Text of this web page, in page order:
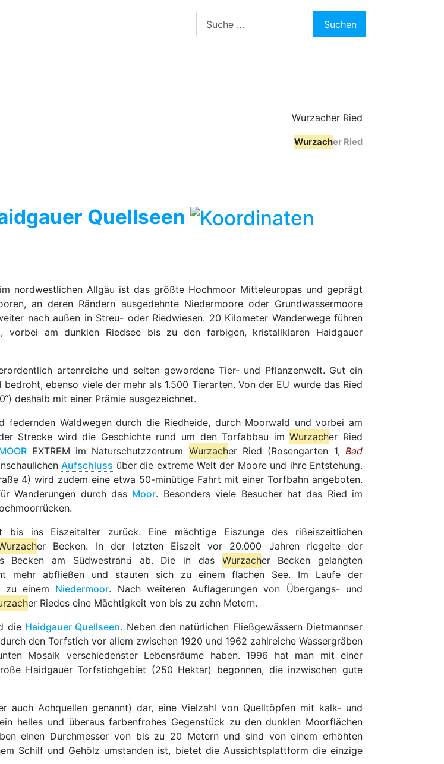
Suchen
Wurzacher Ried
Quellseen
nordwestlichen Allgäu ist das größte Hochmoor Mitteleuropas und geprägt
an deren Rändern ausgedehnte Niedermoore oder Grundwassermoore
nach außen in Streu- oder Riedwiesen. 20 Kilometer Wanderwege führen
vorbei am dunklen Riedsee bis zu den farbigen, kristallklaren Haidgauer
artenreiche und selten gewordene Tier- und Pflanzenwelt. Gut ein
ebenso viele der mehr als 1.500 Tierarten. Von der EU wurde das Ried
deshalb mit einer Prämie ausgezeichnet.
Waldwegen durch die Riedheide, durch Moorwald und vorbei am
Strecke wird die Geschichte rund um den Torfabbau imWurzacher Ried
EXTREM im Naturschutzzentrum Wurzacher Ried (Rosengarten 1,Bad
Aufschluss über die extreme Welt der Moore und ihre Entstehung.
4) wird zudem eine etwa 50-minütige Fahrt mit einer Torfbahn angeboten.
Wanderungen durch das Moor. Besonders viele Besucher hat das Ried im
bis ins Eiszeitalter zurück. Eine mächtige Eiszunge des rißeiszeitlichen
er Becken. In der letzten Eiszeit vor 20.000 Jahren riegelte der
Becken am Südwestrand ab. Die in das Wurzacher Becken gelangten
mehr abfließen und stauten sich zu einem flachen See. Im Laufe der
zu einem Niedermoor. Nach weiteren Auflagerungen von Übergangs- und
er Riedes eine Mächtigkeit von bis zu zehn Metern.
die Haidgauer Quellseen. Neben den natürlichen Fließgewässern Dietmannser
den Torfstich vor allem zwischen 1920 und 1962 zahlreiche Wassergräben
Mosaik verschiedenster Lebensräume haben. 1996 hat man mit einer
Haidgauer Torfstichgebiet (250 Hektar) begonnen, die inzwischen gute
auch Achquellen genannt) dar, eine Vielzahl von Quelltöpfen mit kalk- und
helles und überaus farbenfrohes Gegenstück zu den dunklen Moorflächen
einen Durchmesser von bis zu 20 Metern und sind von einem erhöhten
Schilf und Gehölz umstanden ist, bietet die Aussichtsplattform die einzige